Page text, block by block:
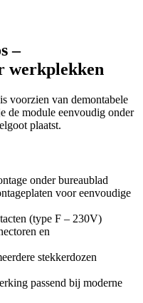
–
werkplekken
voorzien van demontabele
de module eenvoudig onder
plaatst.
onder bureaublad
voor eenvoudige
(type F – 230V)
en
stekkerdozen
passend bij moderne